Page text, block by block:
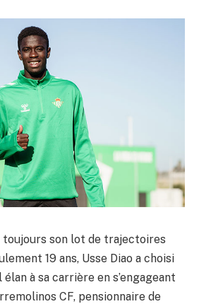
toujours son lot de trajectoires
19 ans, Usse Diao a choisi
à sa carrière en s’engageant
CF, pensionnaire de